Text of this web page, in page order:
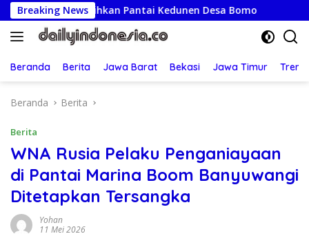
Langsung
ke
konten
Breaking NewsPantai Kedunen Desa Bomo Lapor
Beranda Berita Jawa Barat Bekasi Jawa Timur
Beranda Berita
Berita
WNA Rusia Pelaku Penganiayaan
di Pantai Marina Boom Banyuwangi
Ditetapkan Tersangka
Yohan
11 Mei 2026